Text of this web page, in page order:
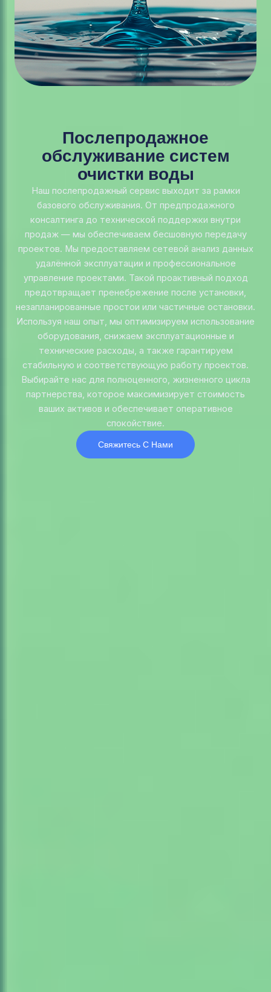
Послепродажное
обслуживание систем
очистки воды
Наш послепродажный сервис выходит за рамки
базового обслуживания. От предпродажного
консалтинга до технической поддержки внутри
продаж — мы обеспечиваем бесшовную передачу
проектов. Мы предоставляем сетевой анализ данных
удалённой эксплуатации и профессиональное
управление проектами. Такой проактивный подход
предотвращает пренебрежение после установки,
незапланированные простои или частичные остановки.
Используя наш опыт, мы оптимизируем использование
оборудования, снижаем эксплуатационные и
технические расходы, а также гарантируем
стабильную и соответствующую работу проектов.
Выбирайте нас для полноценного, жизненного цикла
партнерства, которое максимизирует стоимость
ваших активов и обеспечивает оперативное
спокойствие.
Свяжитесь С Нами